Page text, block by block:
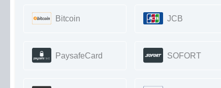
Bitcoin JCB
PaysafeCard SOFORT